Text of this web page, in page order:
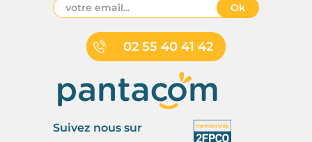
02 55 40 41 42
Ok
Suivez nous sur